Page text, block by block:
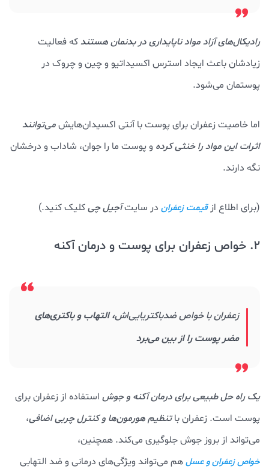
رادیکال‌های آزاد مواد ناپایداری در بدنمان هستندکه فعالیت
زیادشان باعث ایجاد استرس اکسیداتیو و چین و چروک در
پوستمان می‌شود.
اما خاصیت زعفران برای پوست با آنتی اکسیدان‌هایشمی‌توانند
اثرات این مواد را خنثی کرده و پوست ما را جوان، شاداب و درخشان
نگه دارند.
(برای اطلاع ازقیمت زعفران در سایتآجیل چیکلیک کنید.)
2. خواص زعفران برای پوست و درمان آکنه
زعفران با خواص ضدباکتریایی‌اش، التهاب و باکتری‌های
مضر پوست را از بین می‌برد
یک راه حل طبیعی برای درمان آکنه و جوش استفاده از زعفران برای
پوست است. زعفران باتنظیم هورمون‌ها و کنترل چربی اضافی،
می‌تواند از بروز جوش جلوگیری می‌کند. همچنین،
خواص زعفران و عسلهم می‌تواند ویژگی‌های درمانی و ضد التهابی